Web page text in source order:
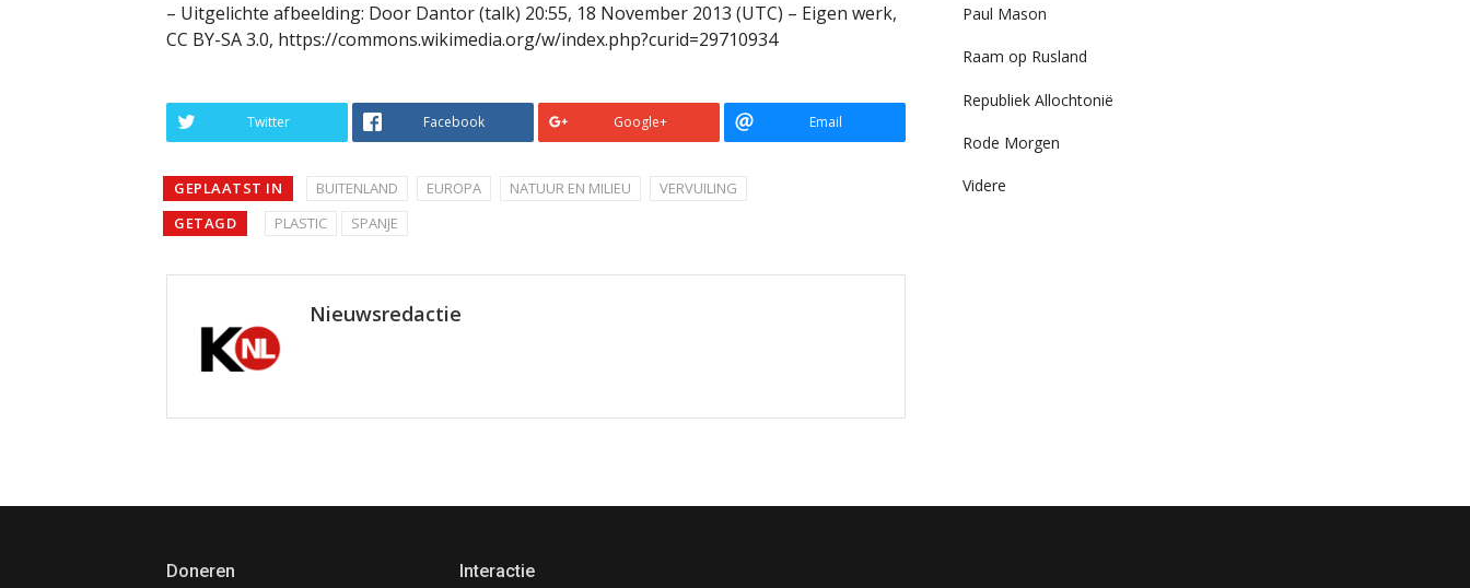
– Uitgelichte afbeelding: Door Dantor (talk) 20:55, 18 November 2013 (UTC) – Eigen werk,
CC BY-SA 3.0, https://commons.wikimedia.org/w/index.php?curid=29710934
Twitter Facebook Google+ Email
GEPLAATST IN BUITENLAND EUROPA NATUUR EN MILIEU
VERVUILING
GETAGD
PLASTIC SPANJE
Nieuwsredactie
Paul Mason
Raam op Rusland
Republiek Allochtonië
Rode Morgen
Videre
Doneren Interactie